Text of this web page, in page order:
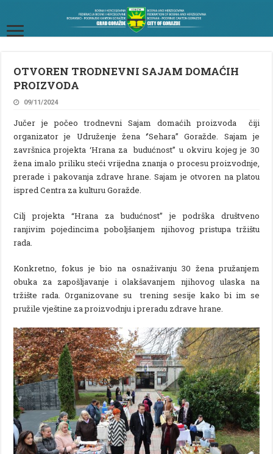
OTVOREN TRODNEVNI SAJAM DOMAĆIH
PROIZVODA
09/11/2024
Jučer je počeo trodnevni Sajam domaćih proizvoda čiji
organizator je Udruženje žena ‘’Sehara’’ Goražde. Sajam je
završnica projekta ‘Hrana za budućnost’’ u okviru kojeg je 30
žena imalo priliku steći vrijedna znanja o procesu proizvodnje,
prerade i pakovanja zdrave hrane. Sajam je otvoren na platou
ispred Centra za kulturu Goražde.
Cilj projekta “Hrana za budućnost” je podrška društveno
ranjivim pojedincima poboljšanjem njihovog pristupa tržištu
rada.
Konkretno, fokus je bio na osnaživanju 30 žena pružanjem
obuka za zapošljavanje i olakšavanjem njihovog ulaska na
tržište rada. Organizovane su trening sesije kako bi im se
pružile vještine za proizvodnju i preradu zdrave hrane.